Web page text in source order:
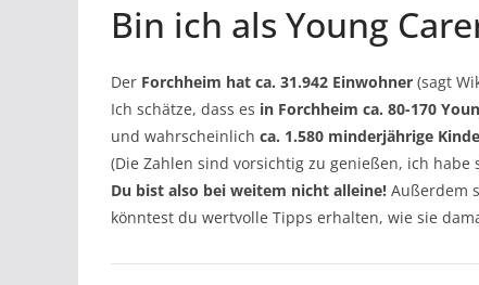
Bin ich als Young
Der Forchheim hat ca. 31.942 Einwohner (sagt
Ich schätze, dass es in Forchheim ca. 80-170
und wahrscheinlich ca. 1.580 minderjährige
(Die Zahlen sind vorsichtig zu genießen, ich
Du bist also bei weitem nicht alleine! Außerdem
könntest du wertvolle Tipps erhalten, wie sie